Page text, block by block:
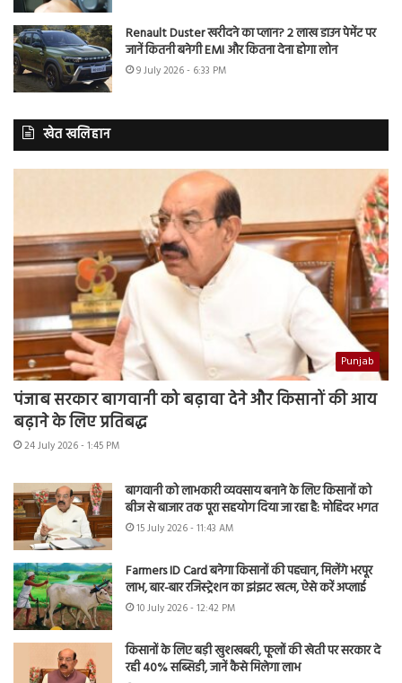
Renault Duster खरीदने का प्लान? 2 लाख डाउन पेमेंट पर
जानें कितनी बनेगी EMI और कितना देना होगा लोन
9 July 2026 - 6:33 PM
खेत खलिहान
Punjab
पंजाब सरकार बागवानी को बढ़ावा देने और किसानों की आय
बढ़ाने के लिए प्रतिबद्ध
24 July 2026 - 1:45 PM
बागवानी को लाभकारी व्यवसाय बनाने के लिए किसानों को
बीज से बाजार तक पूरा सहयोग दिया जा रहा है: मोहिंदर भगत
15 July 2026 - 11:43 AM
Farmers ID Card बनेगा किसानों की पहचान, मिलेंगे भरपूर
लाभ, बार-बार रजिस्ट्रेशन का झंझट खत्म, ऐसे करें अप्लाई
10 July 2026 - 12:42 PM
किसानों के लिए बड़ी खुशखबरी, फूलों की खेती पर सरकार दे
रही 40% सब्सिडी, जानें कैसे मिलेगा लाभ